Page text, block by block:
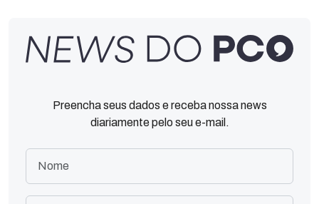
Preencha seus dados e receba nossa news
diariamente pelo seu e-mail.